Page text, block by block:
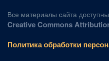
Все материалы сайта
Creative Commons
Политика обработки